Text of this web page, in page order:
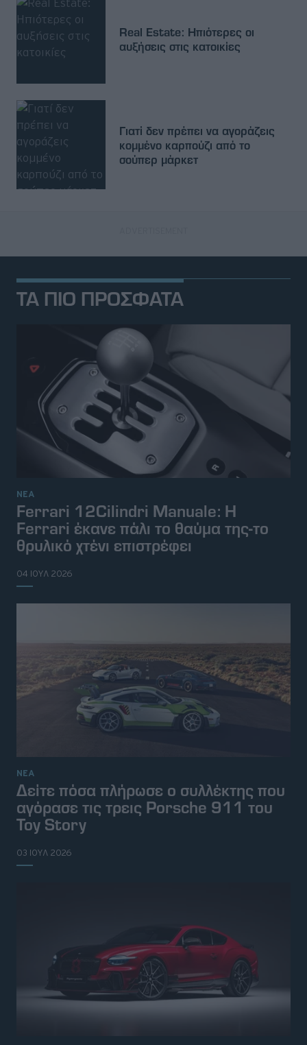
Real Estate: Ηπιότερες οι
αυξήσεις στις κατοικίες
Γιατί δεν πρέπει να αγοράζεις
κομμένο καρπούζι από το
σούπερ μάρκετ
ΤΑ ΠΙΟ ΠΡΟΣΦΑΤΑ
ΝΕΑ
Ferrari 12Cilindri Manuale: Η
Ferrari έκανε πάλι το θαύμα της-το
θρυλικό χτένι επιστρέφει
04 ΙΟΥΛ 2026
ΝΕΑ
Δείτε πόσα πλήρωσε ο συλλέκτης που
αγόρασε τις τρεις Porsche 911 του
Toy Story
03 ΙΟΥΛ 2026